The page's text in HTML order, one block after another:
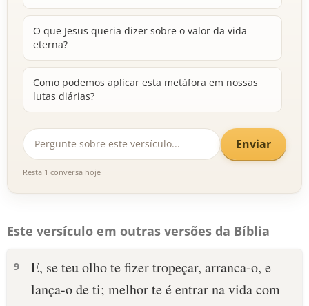
O que Jesus queria dizer sobre o valor da vida
eterna?
Como podemos aplicar esta metáfora em nossas
lutas diárias?
Enviar
Resta 1 conversa hoje
Este versículo em outras versões da Bíblia
9
E, se teu olho te fizer tropeçar, arranca-o, e
lança-o de ti; melhor te é entrar na vida com